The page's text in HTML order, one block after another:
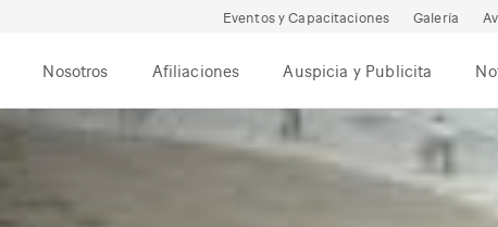
Eventos y Capacitaciones Galería
Nosotros Afiliaciones Auspicia y Publicita